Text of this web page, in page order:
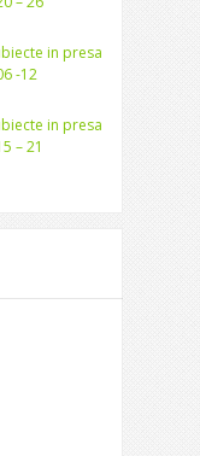
in presa
-12
in presa
– 21